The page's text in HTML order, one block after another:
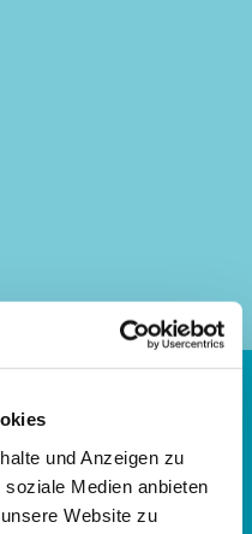
und Anzeigen zu
Medien anbieten
Website zu
Kassel